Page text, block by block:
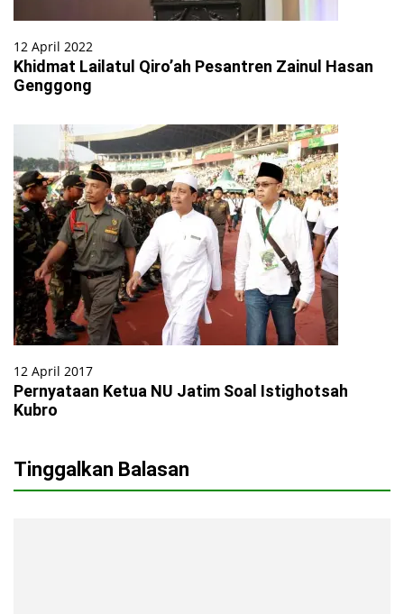
12 April 2022
Khidmat Lailatul Qiro’ah Pesantren Zainul Hasan
Genggong
12 April 2017
Pernyataan Ketua NU Jatim Soal Istighotsah
Kubro
Tinggalkan Balasan